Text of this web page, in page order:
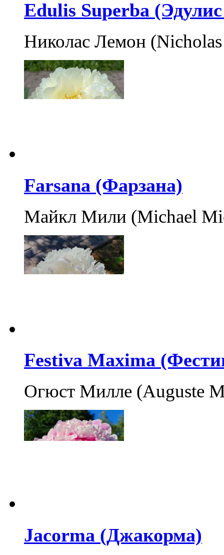
Edulis Superba
Николас Лемон
Farsana (Фарзана)
Майкл Мили (Michael
Festiva Maxima
Огюст Милле (Auguste
Jacorma (Джакорма)